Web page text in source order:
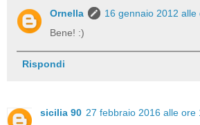
Ornella
16 gennaio 2012 alle
Bene! :)
Rispondi
sicilia 90 27 febbraio 2016 alle ore